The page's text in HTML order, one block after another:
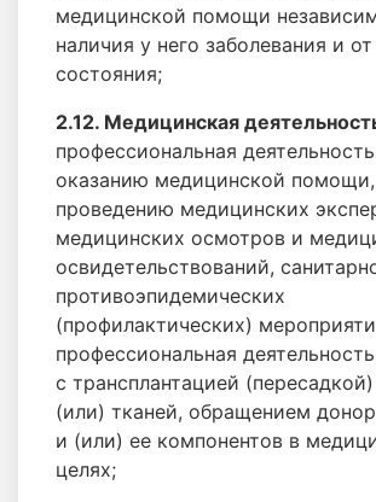
медицинской помощи
наличия у него заболевания и от
состояния;
2.12. Медицинская
профессиональная
оказанию медицинской помощи,
проведению медицинских
медицинских осмотров и
освидетельствований,
противоэпидемических
(профилактических)
профессиональная
с трансплантацией
(или) тканей, обращением
и (или) ее компонентов в
целях;